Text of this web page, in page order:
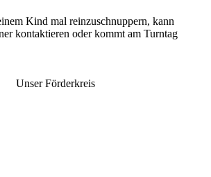
Kind mal reinzuschnuppern, kann
kontaktieren oder kommt am Turntag
Unser Förderkreis